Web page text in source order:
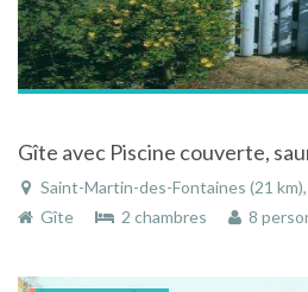
Saint-Martin-des-Fontaines (21 km),
Gîte
2 chambres 8